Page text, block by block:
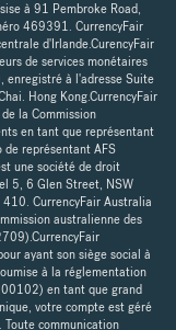
à 91 Pembroke Road,
469391. CurrencyFair
d'Irlande.CurencyFair
de services monétaires
enregistré à l'adresse Suite
Hong Kong.CurrencyFair
la Commission
en tant que représentant
de représentant AFS
une société de droit
5, 6 Glen Street, NSW
CurrencyFair Australia
australienne des
ayant son siège social à
à la réglementation
en tant que grand
votre compte est géré
communication